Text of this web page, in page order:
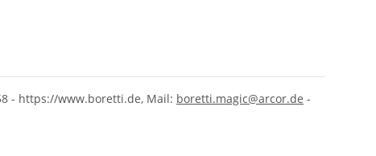
- https://www.boretti.de, Mail: boretti.magic@arcor.de -